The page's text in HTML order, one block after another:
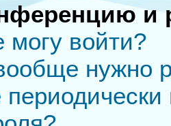
и
могу войти?
нужно